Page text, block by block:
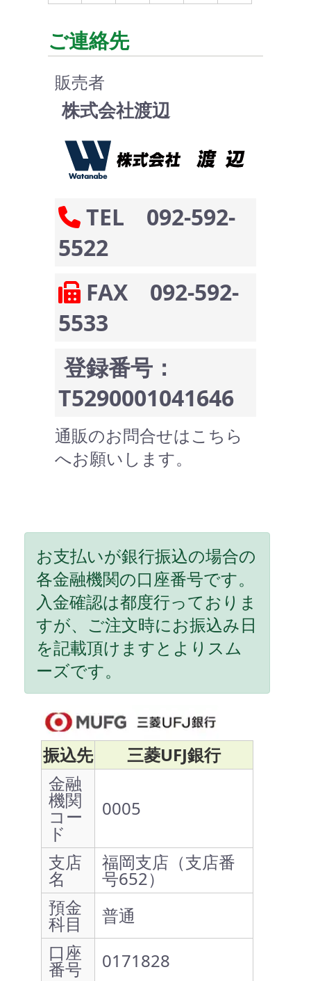
ご連絡先
販売者
株式会社渡辺
TEL 092-592-
5522
FAX 092-592-
5533
登録番号：
T5290001041646
通販のお問合せはこちら
へお願いします。
お支払いが銀行振込の場合の
各金融機関の口座番号です。
入金確認は都度行っておりま
すが、ご注文時にお振込み日
を記載頂けますとよりスム
ーズです。
振込先
三菱UFJ銀行
金融
機関
コー
ド
0005
支店
名
福岡支店（支店番
号652）
預金
科目
普通
口座
番号
0171828